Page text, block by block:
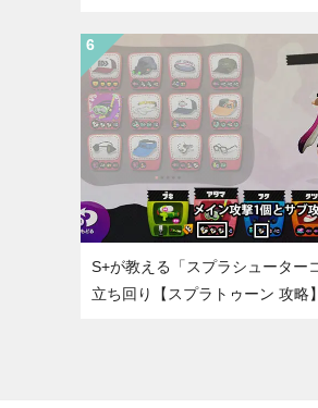
S+が教える「スプラシューター
立ち回り【スプラトゥーン 攻略】